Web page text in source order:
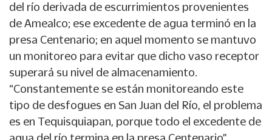
del río derivada de escurrimientos provenientes
de Amealco; ese excedente de agua terminó en la
presa Centenario; en aquel momento se mantuvo
un monitoreo para evitar que dicho vaso receptor
superará su nivel de almacenamiento.
“Constantemente se están monitoreando este
tipo de desfogues en San Juan del Río, el problema
es en Tequisquiapan, porque todo el excedente de